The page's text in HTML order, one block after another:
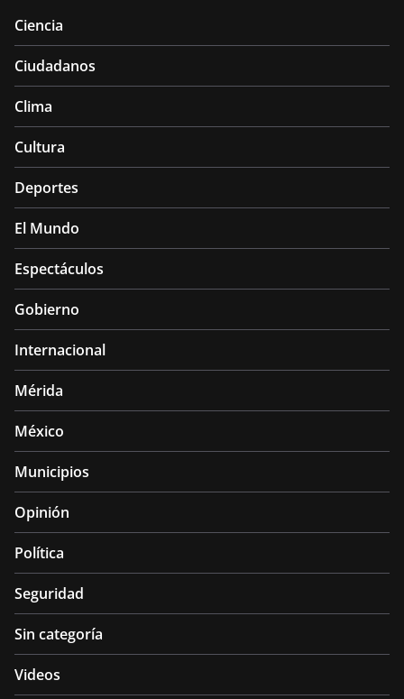
Ciencia
Ciudadanos
Clima
Cultura
Deportes
El Mundo
Espectáculos
Gobierno
Internacional
Mérida
México
Municipios
Opinión
Política
Seguridad
Sin categoría
Videos